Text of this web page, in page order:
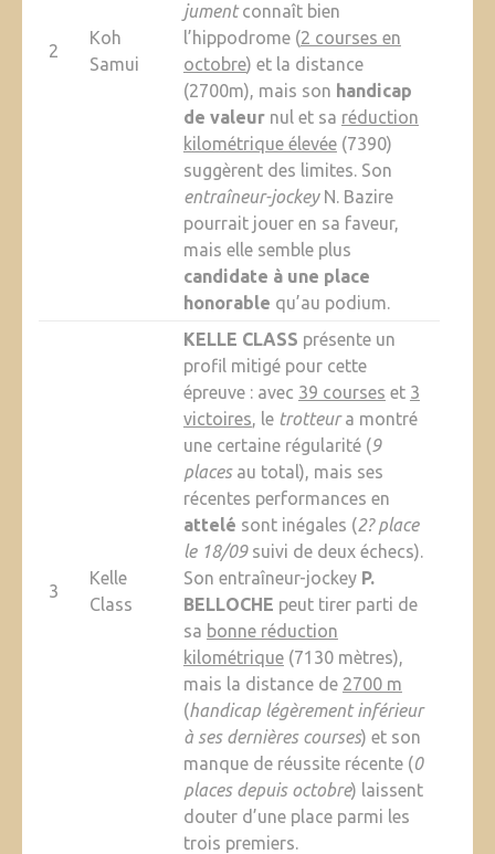
2
Koh
Samui
jumentconnaît bien
l’hippodrome (2 courses en
octobre) et la distance
(2700m), mais son handicap
de valeurnul et sa réduction
kilométrique élevée(7390)
suggèrent des limites. Son
entraîneur-jockeyN. Bazire
pourrait jouer en sa faveur,
mais elle semble plus
candidate à une place
honorable qu’au podium.
3
Kelle
Class
KELLE CLASS présente un
profil mitigé pour cette
épreuve : avec 39 courses et 3
victoires, le trotteura montré
une certaine régularité (9
placesau total), mais ses
récentes performances en
attelé sont inégales (2? place
le 18/09suivi de deux échecs).
Son entraîneur-jockey P.
BELLOCHE peut tirer parti de
sa bonne réduction
kilométrique(7130 mètres),
mais la distance de 2700 m
(handicap légèrement inférieur
à ses dernières courses) et son
manque de réussite récente (0
places depuis octobre) laissent
douter d’une place parmi les
trois premiers.